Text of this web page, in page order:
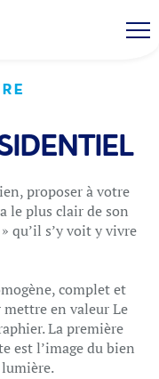
proposer à votre
le plus clair de son
qu’il s’y voit y vivre
complet et
en valeur Le
La première
est l’image du bien